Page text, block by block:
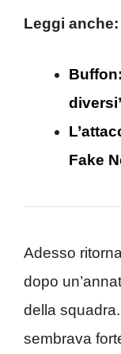
Leggi anche:
Fake
Adesso
dopo
della
sembrava